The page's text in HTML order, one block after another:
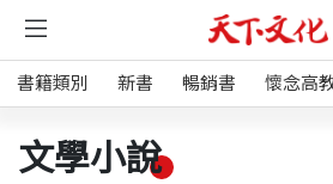
書籍類別 新書 暢銷書 懷念高
文學小說